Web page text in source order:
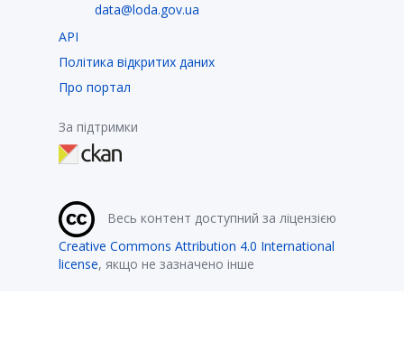
data@loda.gov.ua
API
Політика відкритих даних
Про портал
За підтримки
Весь контент доступний за ліцензією
Creative Commons Attribution 4.0 International
license, якщо не зазначено інше